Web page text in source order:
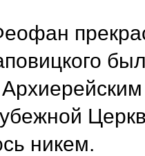
никем.